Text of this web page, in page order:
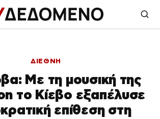
ΔΙΕΘΝΗ
Με τη μουσική της
το Κίεβο εξαπέλυσε
επίθεση στη